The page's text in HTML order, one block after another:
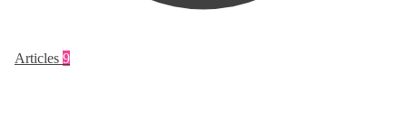
Articles 9